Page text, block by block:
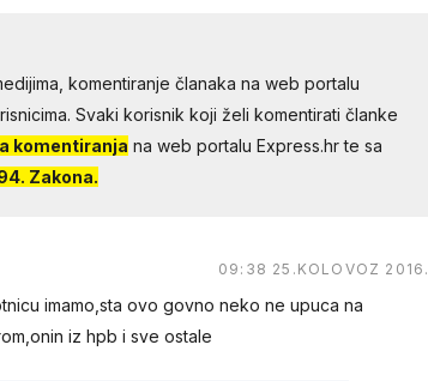
komentiranje članaka na web portalu
Svaki korisnik koji želi komentirati članke
komentiranja na web portalu Express.hr te sa
Zakona.
09:38 25.KOLOVOZ 2016.
imamo,sta ovo govno neko ne upuca na
iz hpb i sve ostale